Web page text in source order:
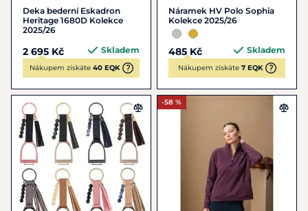
Deka bederní Eskadron
Heritage 1680D Kolekce
2025/26
2 695 Kč Skladem
Nákupem získáte 40 EQK
Náramek HV Polo Sophia
Kolekce 2025/26
485 Kč Skladem
Nákupem získáte 7 EQK
-58 %